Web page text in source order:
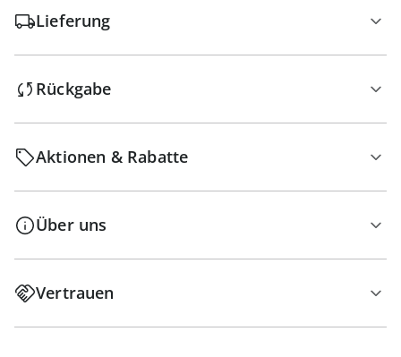
Lieferung
Rückgabe
Aktionen & Rabatte
Über uns
Vertrauen